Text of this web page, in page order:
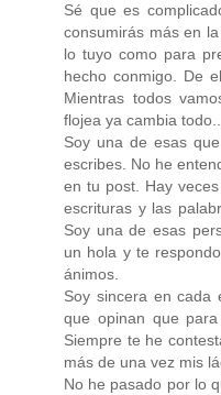
Sé que es
consumirás más en
lo tuyo como para
hecho conmigo. De
Mientras todos
flojea ya cambia todo...
Soy una de esas
escribes. No he
en tu post. Hay
escrituras y las
Soy una de esas
un hola y te
ánimos.
Soy sincera en cada
que opinan que
Siempre te he
más de una vez mis
No he pasado por lo